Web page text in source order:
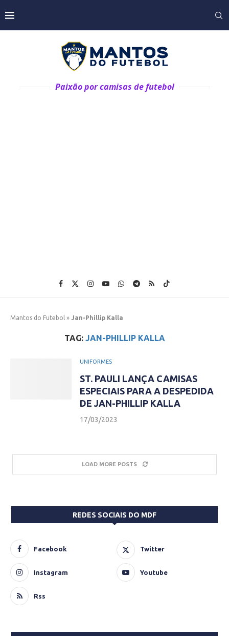
Paixão por camisas de futebol
Mantos do Futebol » Jan-Phillip Kalla
TAG: JAN-PHILLIP KALLA
UNIFORMES
ST. PAULI LANÇA CAMISAS
ESPECIAIS PARA A DESPEDIDA
DE JAN-PHILLIP KALLA
17/03/2023
LOAD MORE POSTS
REDES SOCIAIS DO MDF
Facebook Twitter
Instagram Youtube
Rss